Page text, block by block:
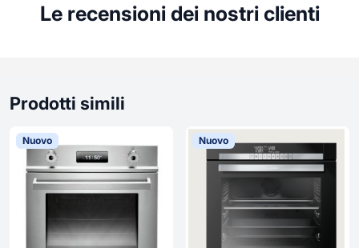
Le recensioni dei nostri clienti
Prodotti simili
Nuovo Nuovo